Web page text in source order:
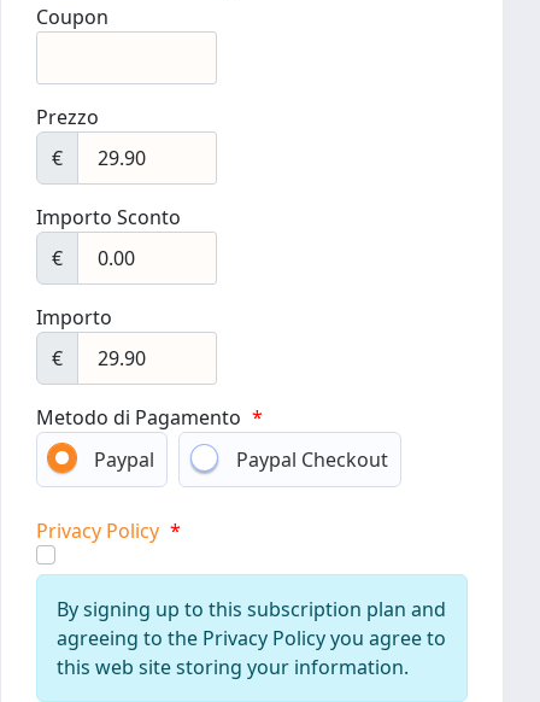
Coupon
Prezzo
€
Importo Sconto
€
Importo
€
Metodo di Pagamento *
Paypal
Paypal Checkout
Privacy Policy *
By signing up to this subscription plan and
agreeing to the Privacy Policy you agree to
this web site storing your information.